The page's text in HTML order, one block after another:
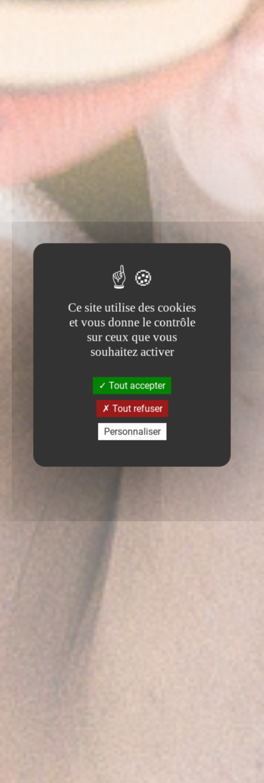
Ce site utilise des cookies
et vous donne le contrôle
sur ceux que vous
souhaitez activer
Tout accepter
Tout refuser
Personnaliser